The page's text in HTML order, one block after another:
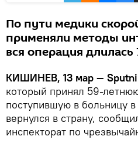
По пути медики
применяли методы
вся операция длилась
КИШИНЕВ, 13 мар —
который принял 59-
поступившую в больницу
вернулся в страну,
инспекторат по